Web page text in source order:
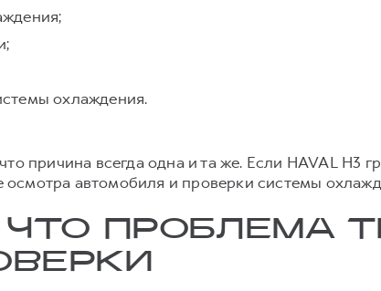
охлаждения.
причина всегда одна и та же. Если HAVAL H3
автомобиля и проверки системы
ПРОБЛЕМА